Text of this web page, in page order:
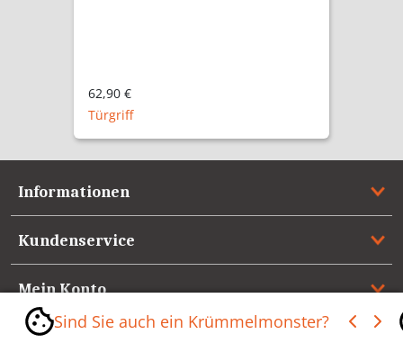
62,90 €
Türgriff
Informationen
Kundenservice
Mein Konto
Referenzen
Sind Sie auch ein Krümmelmonster?